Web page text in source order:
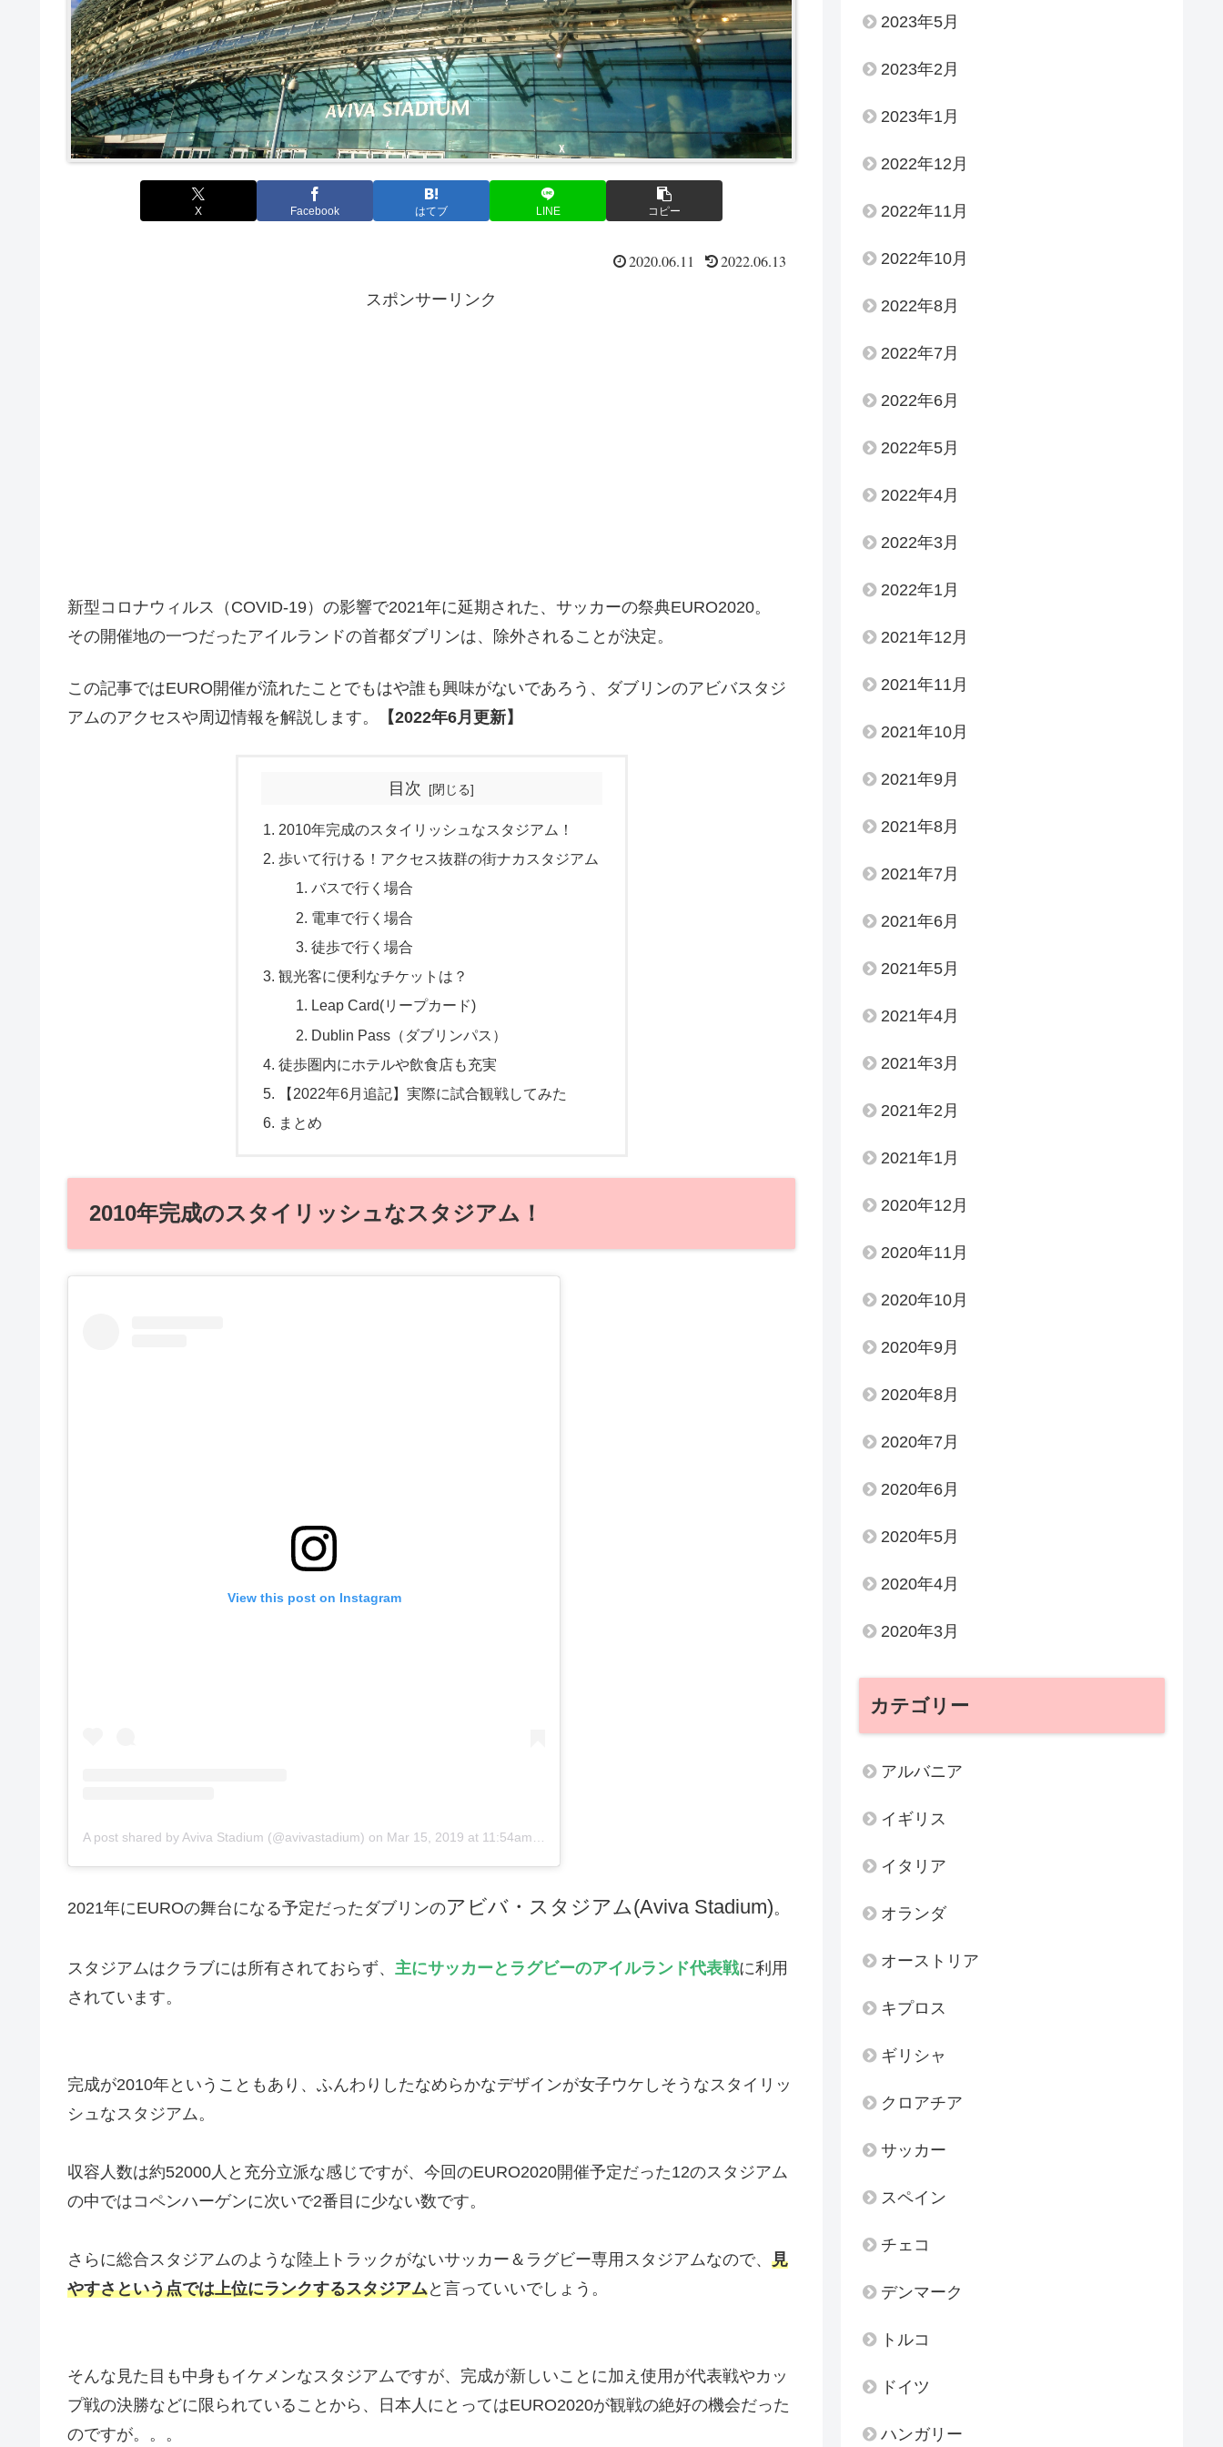
X Facebook はてブ LINE コピー
2020.06.11 2022.06.13
スポンサーリンク
新型コロナウィルス（COVID-19）の影響で2021年に延期された、サッカーの祭典EURO2020。
その開催地の一つだったアイルランドの首都ダブリンは、除外されることが決定。
この記事ではEURO開催が流れたことでもはや誰も興味がないであろう、ダブリンのアビバスタジ
アムのアクセスや周辺情報を解説します。
【2022年6月更新】
目次
2010年完成のスタイリッシュなスタジアム！
歩いて行ける！アクセス抜群の街ナカスタジアム
バスで行く場合
電車で行く場合
徒歩で行く場合
観光客に便利なチケットは？
Leap Card(リープカード)
Dublin Pass（ダブリンパス）
徒歩圏内にホテルや飲食店も充実
【2022年6月追記】実際に試合観戦してみた
まとめ
2010年完成のスタイリッシュなスタジアム！
View this post on Instagram
A post shared by Aviva Stadium (@avivastadium) on Mar 15, 2019 at 11:54am PDT
2021年にEUROの舞台になる予定だったダブリンのアビバ・スタジアム(Aviva Stadium)。
スタジアムはクラブには所有されておらず、 主にサッカーとラグビーのアイルランド代表戦に利用
されています。
完成が2010年ということもあり、ふんわりしたなめらかなデザインが女子ウケしそうなスタイリッ
シュなスタジアム。
収容人数は約52000人と充分立派な感じですが、今回のEURO2020開催予定だった12のスタジアム
の中ではコペンハーゲンに次いで2番目に少ない数です。
さらに総合スタジアムのような陸上トラックがないサッカー＆ラグビー専用スタジアムなので、 見
やすさという点では上位にランクするスタジアムと言っていいでしょう。
そんな見た目も中身もイケメンなスタジアムですが、完成が新しいことに加え使用が代表戦やカッ
プ戦の決勝などに限られていることから、日本人にとってはEURO2020が観戦の絶好の機会だった
のですが。。。
2023年5月
2023年2月
2023年1月
2022年12月
2022年11月
2022年10月
2022年8月
2022年7月
2022年6月
2022年5月
2022年4月
2022年3月
2022年1月
2021年12月
2021年11月
2021年10月
2021年9月
2021年8月
2021年7月
2021年6月
2021年5月
2021年4月
2021年3月
2021年2月
2021年1月
2020年12月
2020年11月
2020年10月
2020年9月
2020年8月
2020年7月
2020年6月
2020年5月
2020年4月
2020年3月
カテゴリー
アルバニア
イギリス
イタリア
オランダ
オーストリア
キプロス
ギリシャ
クロアチア
サッカー
スペイン
チェコ
デンマーク
トルコ
ドイツ
ハンガリー